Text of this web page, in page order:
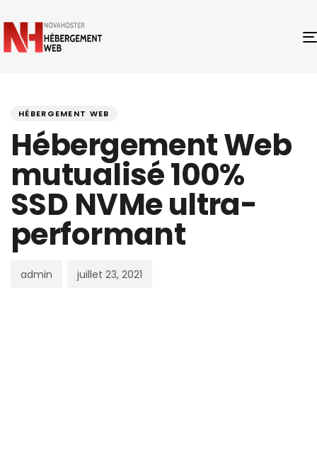
IN:
HÉBERGEMENT WEB
Hébergement Web
mutualisé 100%
SSD NVMe ultra-
performant
admin
on:
juillet 23, 2021